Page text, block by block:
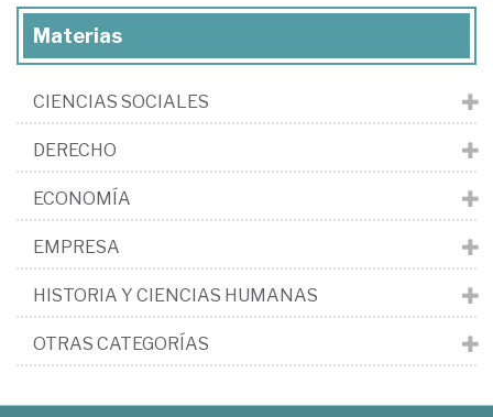
Materias
CIENCIAS SOCIALES
DERECHO
ECONOMÍA
EMPRESA
HISTORIA Y CIENCIAS HUMANAS
OTRAS CATEGORÍAS